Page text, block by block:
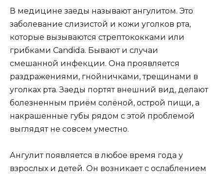
В медицине заеды называют ангулитом. Это
заболевание слизистой и кожи уголков рта,
которые вызываются стрептококками или
грибками Candida. Бывают и случаи
смешанной инфекции. Она проявляется
раздражениями, гнойничками, трещинами в
уголках рта. Заеды портят внешний вид, делают
болезненным приём солёной, острой пищи, а
накрашенные губы рядом с этой проблемой
выглядят не совсем уместно.
Ангулит появляется в любое время года у
взрослых и детей. Он возникает с ослаблением